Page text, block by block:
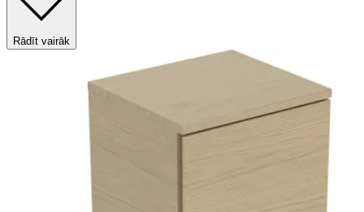
Rādīt vairāk